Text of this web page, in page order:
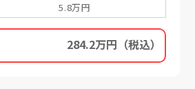
5.8万円
284.2万円 （税込）